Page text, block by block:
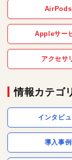
AirPods
Appleサー
アクセサ
情報カテゴ
インタビ
導入事例